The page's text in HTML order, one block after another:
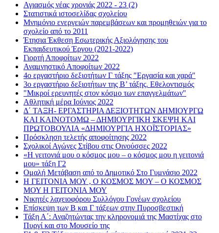
Αγιασμός νέας χρονιάς 2022 - 23 (2)
Στατιστικά ιστοσελίδας σχολείου
Μνημόνιο ενεργειών παρεμβάσεων και προμηθειών για το
σχολείο από το 2011
Έτησια Έκθεση Εσωτερικής Αξιολόγησης του
Εκπαιδευτικού Έργου (2021-2022)
Γιορτή Αποφοίτων 2022
Αναμνηστικό Αποφοίτων 2022
4ο εργαστήριο δεξιοτήτων Γ τάξης "Εργασία και χαρά"
3ο εργαστήριο δεξιοτήτων της Β’ τάξης. Εθελοντισμός
"Μικροί ερευνητές στον κόσμο των επαγγελμάτων"
Αθλητική μέρα Ιούνιος 2022
Δ΄ ΤΑΞΗ- ΕΡΓΑΣΤΗΡΙΑ ΔΕΞΙΟΤΗΤΩΝ ΔΗΜΙΟΥΡΓΩ
ΚΑΙ ΚΑΙΝΟΤΟΜΩ – ΔΗΜΙΟΥΡΓΙΚΗ ΣΚΕΨΗ ΚΑΙ
ΠΡΩΤΟΒΟΥΛΙΑ «ΔΗΜΙΟΥΡΓΙΑ ΗΧΟΪΣΤΟΡΙΑΣ»
Πρόσκληση τελετής αποφοίτησης 2022
Σχολικοί Αγώνες Στίβου στις Οινούσσες 2022
«Η γειτονιά μου ο κόσμος μου – ο κόσμος μου η γειτονιά
μου» τάξη Γ2
Ομαλή Μετάβαση από το Δημοτικό Στο Γυμνάσιο 2022
Η ΓΕΙΤΟΝΙΑ ΜΟΥ , Ο ΚΟΣΜΟΣ ΜΟΥ – Ο ΚΟΣΜΟΣ
ΜΟΥ Η ΓΕΙΤΟΝΙΑ ΜΟΥ
Νικητές λαχειοφόρου Συλλόγου Γονέων σχολείου
Επίσκεψη των Β και Γ τάξεων στην Πυροσβεστική
Τάξη Α΄: Αναζητώντας την κληρονομιά της Μαστίχας στο
Πυργί και στο Μουσείο της